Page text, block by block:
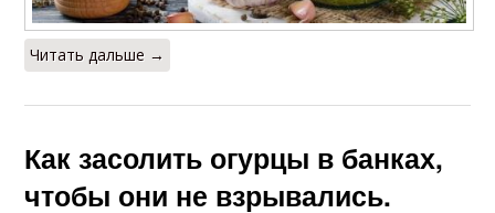
Читать дальше →
Как засолить огурцы в банках,
чтобы они не взрывались.